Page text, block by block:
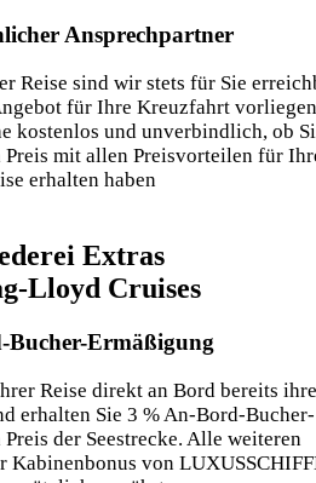
Ansprechpartner
Reise sind wir stets für Sie
für Ihre Kreuzfahrt vorliegen
kostenlos und unverbindlich, ob
Preis mit allen Preisvorteilen für
erhalten haben
Extras
Lloyd Cruises
Bucher-Ermäßigung
Reise direkt an Bord bereits ihre
erhalten Sie 3 % An-Bord-Bucher-
der Seestrecke. Alle weiteren
Kabinenbonus von